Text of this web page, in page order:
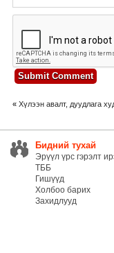
« Хүлээн авалт, дуудлага
Бидний тухай
Эрүүл үрс гэрэлт
ТББ
Гишүүд
Холбоо барих
Захидлууд